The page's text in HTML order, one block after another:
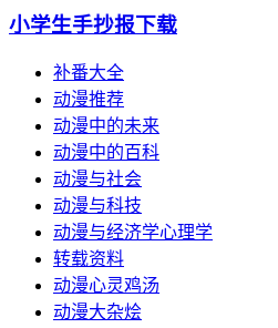
小学生手抄报下载
补番大全
动漫推荐
动漫中的未来
动漫中的百科
动漫与社会
动漫与科技
动漫与经济学心理学
转载资料
动漫心灵鸡汤
动漫大杂烩